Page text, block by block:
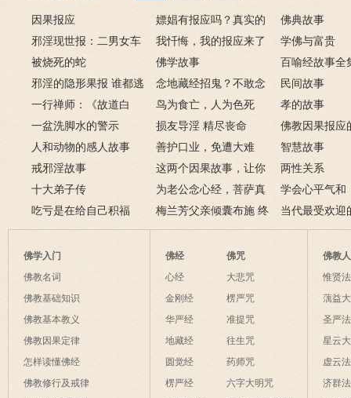
因果报应
嫖娼有报应吗？真实的
嫖娼报应
佛典故事
邪淫现世报：二男女车
上纵欲酿车祸被烧死
我忏悔，我的报应来了
－淫人妻者，妻淫人
学佛与富贵
被烧死的蛇
佛学故事
百喻经故事全
邪淫的隐形果报 谁都逃
不掉
念地藏经招鬼？不敢念
地藏经的请进来
民间故事
一行禅师：《故道白
云》
鸟为食亡，人为色死
孝的故事
一盆洗脚水的警示
损友导淫 精尽丧命
佛教因果报应
例
人和动物的感人故事 善护口业，免遭大难
智慧故事
戒邪淫故事
这两个因果故事，让你
了解什么是业障
两性关系
十大弟子传
为老公念心经，菩萨真
的加持为其开智慧了
学会心平气和
吃亏是在给自己积福
梅兰芳父亲倾囊布施 终
获善报
当代最受欢迎
师及其代表作
佛学入门
佛教名词
佛教基础知识
佛教基本教义
佛教因果定律
怎样读懂佛经
佛教修行及戒律
佛经
心经
金刚经
华严经
地藏经
圆觉经
楞严经
佛咒
大悲咒
楞严咒
准提咒
往生咒
药师咒
六字大明咒
佛教
惟贤
蕅益
圣严
星云
虚云
济群